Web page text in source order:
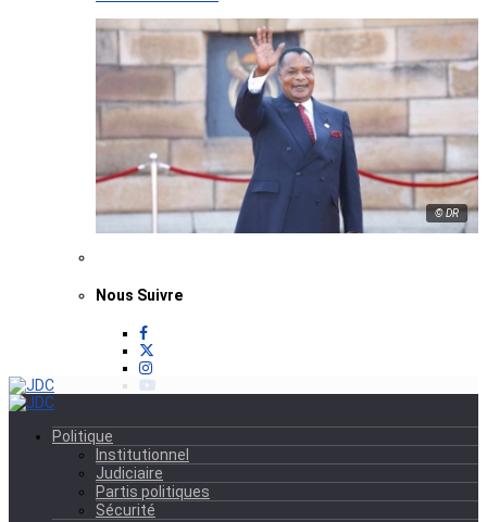
© DR
Nous Suivre
Politique
Institutionnel
Judiciaire
Partis politiques
Sécurité